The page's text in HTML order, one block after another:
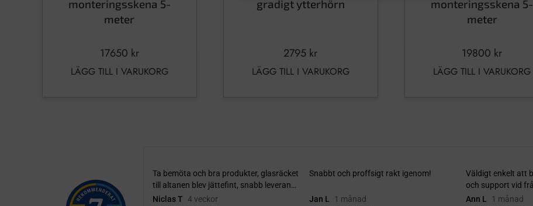
monteringsskena 5-
meter
17650 kr
LÄGG TILL I VARUKORG
gradigt ytterhörn
2795 kr
LÄGG TILL I VARUKORG
monteringsskena 5-
meter
19800 kr
LÄGG TILL I VARUKORG